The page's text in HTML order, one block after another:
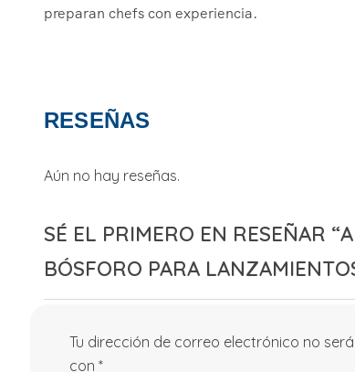
preparan chefs con experiencia.
RESEÑAS
Aún no hay reseñas.
SÉ EL PRIMERO EN RESEÑAR
BÓSFORO PARA
Tu dirección de correo electrónico no
con *